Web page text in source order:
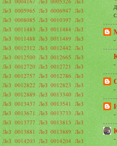
-
-
-
-
-
ЛеЗ 0005965 ЛеЗ 0006947 ЛеЗ
ЛеЗ 0008085 ЛеЗ 0010397 ЛеЗ
ЛеЗ 0011483 ЛеЗ 0011484 ЛеЗ
ЛеЗ 0011488 ЛеЗ 0011489 ЛеЗ
ЛеЗ 0012312 ЛеЗ 0012442 ЛеЗ
ЛеЗ 0012500 ЛеЗ 0012665 ЛеЗ
ЛеЗ 0012720 ЛеЗ 0012721 ЛеЗ
ЛеЗ 0012757 ЛеЗ 0012786 ЛеЗ
ЛеЗ 0012822 ЛеЗ 0012823 ЛеЗ
ЛеЗ 0012889 ЛеЗ 0013340 ЛеЗ
ЛеЗ 0013437 ЛеЗ 0013541 ЛеЗ
ЛеЗ 0013671 ЛеЗ 0013733 ЛеЗ
ЛеЗ 0013777 ЛеЗ 0013813 ЛеЗ
ЛеЗ 0013881 ЛеЗ 0013889 ЛеЗ
ЛеЗ 0014203 ЛеЗ 0014204 ЛеЗ